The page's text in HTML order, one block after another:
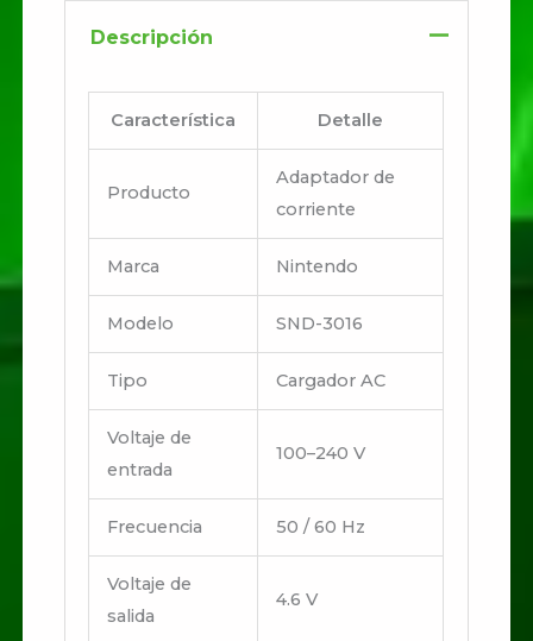
Descripción
Característica Detalle
Producto
Adaptador de
corriente
Marca Nintendo
Modelo SND-3016
Tipo Cargador AC
Voltaje de
entrada
100–240 V
Frecuencia 50 / 60 Hz
Voltaje de
salida
4.6 V